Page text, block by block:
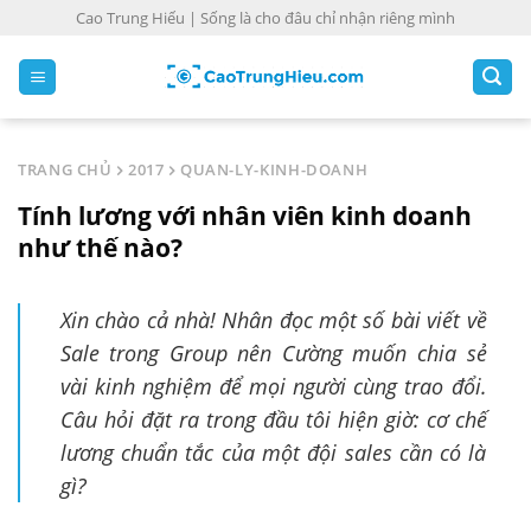
Cao Trung Hiếu | Sống là cho đâu chỉ nhận riêng mình
TRANG CHỦ 2017 QUAN-LY-KINH-DOANH
Tính lương với nhân viên kinh doanh
như thế nào?
Xin chào cả nhà! Nhân đọc một số bài viết về
Sale trong Group nên Cường muốn chia sẻ
vài kinh nghiệm để mọi người cùng trao đổi.
Câu hỏi đặt ra trong đầu tôi hiện giờ: cơ chế
lương chuẩn tắc của một đội sales cần có là
gì?